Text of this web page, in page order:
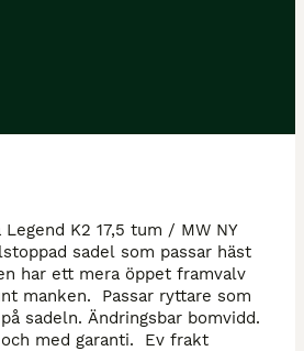
K2 17,5 tum / MW NY
sadel som passar häst
har ett mera öppet framvalv
manken.  Passar ryttare som
sadeln. Ändringsbar bomvidd.
med garanti.  Ev frakt